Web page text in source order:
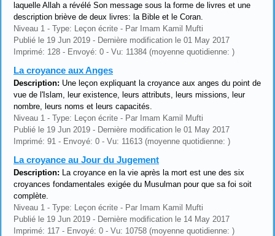
laquelle Allah a révélé Son message sous la forme de livres et une
description briève de deux livres: la Bible et le Coran.
Niveau 1 - Type: Leçon écrite - Par Imam Kamil Mufti
Publié le 19 Jun 2019 - Dernière modification le 01 May 2017
Imprimé: 128 - Envoyé: 0 - Vu: 11384 (moyenne quotidienne: )
La croyance aux Anges
Description: Une leçon expliquant la croyance aux anges du point de
vue de l'Islam, leur existence, leurs attributs, leurs missions, leur
nombre, leurs noms et leurs capacités.
Niveau 1 - Type: Leçon écrite - Par Imam Kamil Mufti
Publié le 19 Jun 2019 - Dernière modification le 01 May 2017
Imprimé: 91 - Envoyé: 0 - Vu: 11613 (moyenne quotidienne: )
La croyance au Jour du Jugement
Description: La croyance en la vie après la mort est une des six
croyances fondamentales exigée du Musulman pour que sa foi soit
complète.
Niveau 1 - Type: Leçon écrite - Par Imam Kamil Mufti
Publié le 19 Jun 2019 - Dernière modification le 14 May 2017
Imprimé: 117 - Envoyé: 0 - Vu: 10758 (moyenne quotidienne: )